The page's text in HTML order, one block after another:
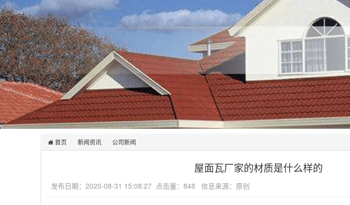
首页 新闻资讯 公司新闻
屋面瓦厂家的材质是什么样的
发布日期：2020-08-31 15:08:27 点击量：848 信息来源：原创